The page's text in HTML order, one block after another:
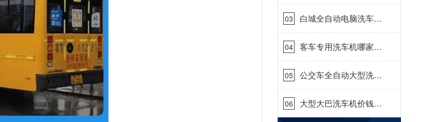
03
白城全自动电脑洗车
机-ADV防冻冬季正常
使用[隆茂鑫晟]
04
客车专用洗车机哪家的
好[隆茂鑫晟]
05
公交车全自动大型洗车
机什么价钱[隆茂鑫晟]
06
大型大巴洗车机价钱怎
么样[隆茂鑫晟]